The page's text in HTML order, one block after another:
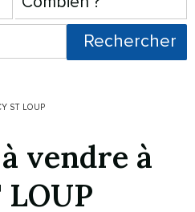
ST LOUP
vendre à
LOUP